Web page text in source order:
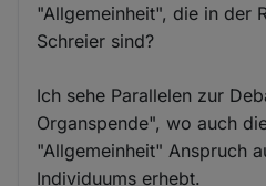
"Allgemeinheit", die in der
Schreier sind?
Ich sehe Parallelen zur
Organspende", wo auch
"Allgemeinheit" Anspruch
Individuums erhebt.